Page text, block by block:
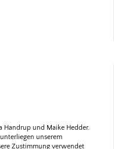
Handrup und Maike Hedder.
unserem
Zustimmung verwendet